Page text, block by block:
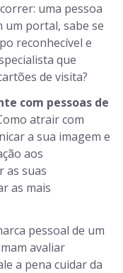
uma pessoa
um portal, sabe se
reconhecível e
que
de visita?
com pessoas de
atrair com
a sua imagem e
aos
as suas
as mais
pessoal de um
avaliar
a pena cuidar da